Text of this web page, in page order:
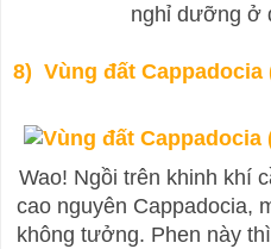
nghỉ dưỡng ở
8) Vùng đất Cappadocia
Wao! Ngồi trên khinh khí
cao nguyên Cappadocia,
không tưởng. Phen này